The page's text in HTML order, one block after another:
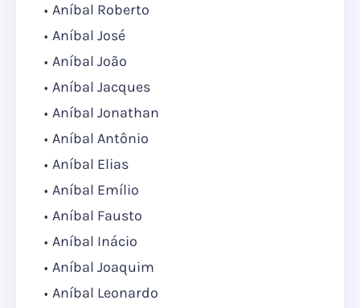
Aníbal Roberto
Aníbal José
Aníbal João
Aníbal Jacques
Aníbal Jonathan
Aníbal Antônio
Aníbal Elias
Aníbal Emílio
Aníbal Fausto
Aníbal Inácio
Aníbal Joaquim
Aníbal Leonardo